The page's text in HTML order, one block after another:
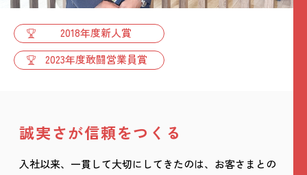
2018年度新人賞
2023年度敢闘営業員賞
誠実さが信頼をつくる
入社以来、一貫して大切にしてきたのは、お客さまとの